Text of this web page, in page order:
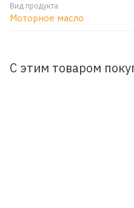
Вид продукта
Моторное масло
С этим товаром